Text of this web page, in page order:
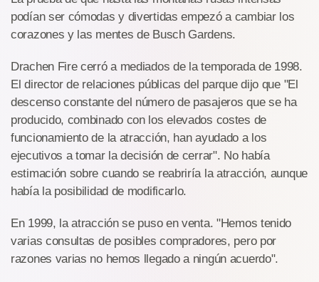
podían ser cómodas y divertidas empezó a cambiar los
corazones y las mentes de Busch Gardens.
Drachen Fire cerró a mediados de la temporada de 1998.
El director de relaciones públicas del parque dijo que "El
descenso constante del número de pasajeros que se ha
producido, combinado con los elevados costes de
funcionamiento de la atracción, han ayudado a los
ejecutivos a tomar la decisión de cerrar". No había
estimación sobre cuando se reabriría la atracción, aunque
había la posibilidad de modificarlo.
En 1999, la atracción se puso en venta. "Hemos tenido
varias consultas de posibles compradores, pero por
razones varias no hemos llegado a ningún acuerdo".